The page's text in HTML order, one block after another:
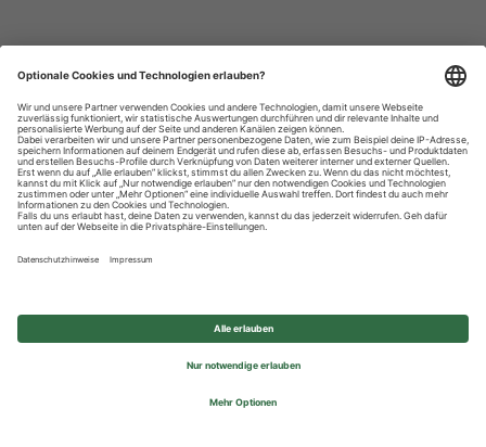
Datenschutzhinweise
Impressum
Privatsphäre-Einstellungen
© 2026 REWE Group - All rights reserved